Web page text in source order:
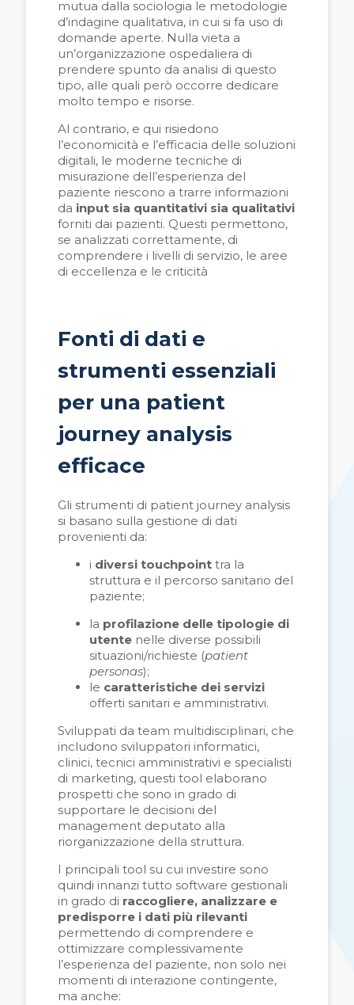
mutua dalla sociologia le metodologie
d’indagine qualitativa, in cui si fa uso di
domande aperte. Nulla vieta a
un’organizzazione ospedaliera di
prendere spunto da analisi di questo
tipo, alle quali però occorre dedicare
molto tempo e risorse.
Al contrario, e qui risiedono
l’economicità e l’efficacia delle soluzioni
digitali, le moderne tecniche di
misurazione dell’esperienza del
paziente riescono a trarre informazioni
da input sia quantitativi sia qualitativi
forniti dai pazienti. Questi permettono,
se analizzati correttamente, di
comprendere i livelli di servizio, le aree
di eccellenza e le criticità
Fonti di dati e
strumenti essenziali
per una patient
journey analysis
efficace
Gli strumenti di patient journey analysis
si basano sulla gestione di dati
provenienti da:
i diversi touchpoint tra la
struttura e il percorso sanitario del
paziente;
la profilazione delle tipologie di
utente nelle diverse possibili
situazioni/richieste (patient
personas);
le caratteristiche dei servizi
offerti sanitari e amministrativi.
Sviluppati da team multidisciplinari, che
includono sviluppatori informatici,
clinici, tecnici amministrativi e specialisti
di marketing, questi tool elaborano
prospetti che sono in grado di
supportare le decisioni del
management deputato alla
riorganizzazione della struttura.
I principali tool su cui investire sono
quindi innanzi tutto software gestionali
in grado di raccogliere, analizzare e
predisporre i dati più rilevanti
permettendo di comprendere e
ottimizzare complessivamente
l’esperienza del paziente, non solo nei
momenti di interazione contingente,
ma anche: